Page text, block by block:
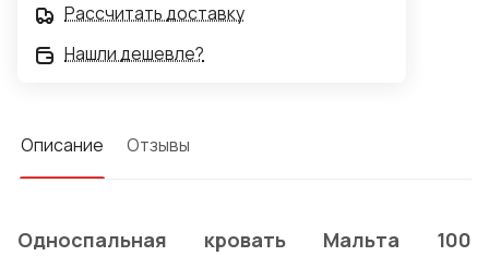
Рассчитать доставку
Нашли дешевле?
Описание Отзывы
Односпальная кровать Мальта 100